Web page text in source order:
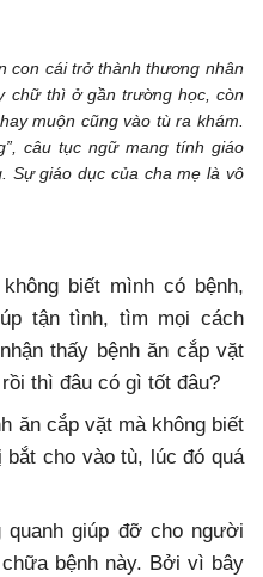
con cái trở thành thương nhân
chữ thì ở gần trường học, còn
muộn cũng vào tù ra khám.
câu tục ngữ mang tính giáo
Sự giáo dục của cha mẹ là vô
biết mình có bệnh,
tận tình, tìm mọi cách
thấy bệnh ăn cắp vặt
thì đâu có gì tốt đâu?
ăn cắp vặt mà không biết
cho vào tù, lúc đó quá
giúp đỡ cho người
bệnh này. Bởi vì bây